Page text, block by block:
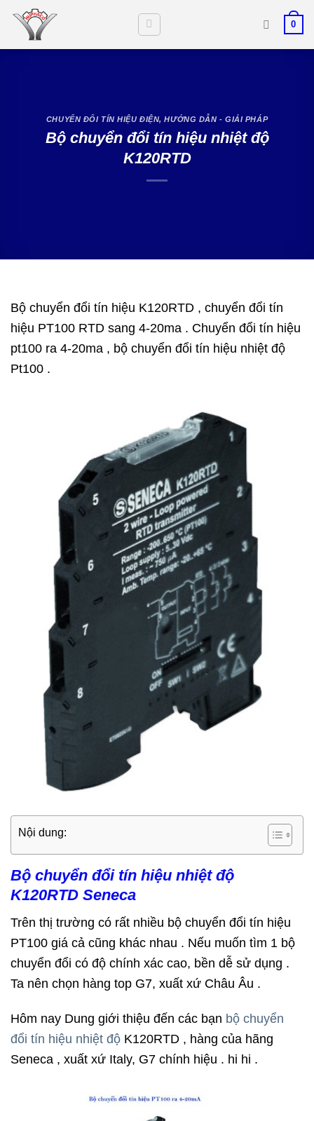
content
0
CHUYỂN ĐỔI TÍN HIỆU ĐIỆN,HƯỚNG DẪN - GIẢI PHÁP
Bộ chuyển đổi tín hiệu nhiệt độ
K120RTD
Bộ chuyển đổi tín hiệu K120RTD , chuyển đổi tín
hiệu PT100 RTD sang 4-20ma . Chuyển đổi tín hiệu
pt100 ra 4-20ma , bộ chuyển đổi tín hiệu nhiệt độ
Pt100 .
Nội dung:
Bộ chuyển đổi tín hiệu nhiệt độ
K120RTD Seneca
Trên thị trường có rất nhiều bộ chuyển đổi tín hiệu
PT100 giá cả cũng khác nhau . Nếu muốn tìm 1 bộ
chuyển đổi có độ chính xác cao, bền dễ sử dụng .
Ta nên chọn hàng top G7, xuất xứ Châu Âu .
Hôm nay Dung giới thiệu đến các bạn bộ chuyển
đổi tín hiệu nhiệt độ K120RTD , hàng của hãng
Seneca , xuất xứ Italy, G7 chính hiệu . hi hi .